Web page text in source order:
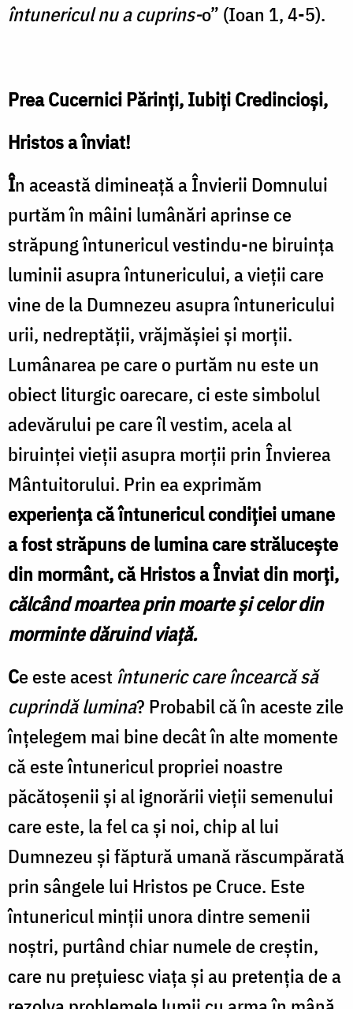
întunericul nu a cuprins-o” (Ioan 1, 4-5).
Prea Cucernici Părinţi,Iubiţi Credincioşi,
Hristos a înviat!
În această dimineață a Învierii Domnului
purtăm în mâini lumânări aprinse ce
străpung întunericul vestindu-ne biruința
luminii asupra întunericului, a vieții care
vine de la Dumnezeu asupra întunericului
urii, nedreptății, vrăjmășiei și morții.
Lumânarea pe care o purtăm nu este un
obiect liturgic oarecare, ci este simbolul
adevărului pe care îl vestim, acela al
biruinței vieții asupra morții prin Învierea
Mântuitorului. Prin ea exprimăm
experiența că întunericul condiției umane
a fost străpuns de lumina care strălucește
din mormânt, că Hristos a Înviat din morți,
călcând moartea prin moarte și celor din
morminte dăruind viață.
Ce este acest întuneric care încearcă să
cuprindă lumina? Probabil că în aceste zile
înțelegem mai bine decât în alte momente
că este întunericul propriei noastre
păcătoșenii și al ignorării vieții semenului
care este, la fel ca și noi, chip al lui
Dumnezeu și făptură umană răscumpărată
prin sângele lui Hristos pe Cruce. Este
întunericul minții unora dintre semenii
noștri, purtând chiar numele de creștin,
care nu prețuiesc viața și au pretenția de a